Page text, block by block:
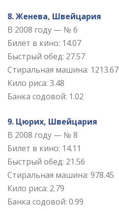
8. Женева, Швейцария
В 2008 году — № 6
Билет в кино: 14.07
Быстрый обед: 27.57
Стиральная машина: 1213.67
Кило риса: 3.48
Банка содовой: 1.02
9. Цюрих, Швейцария
В 2008 году — № 8
Билет в кино: 14.11
Быстрый обед: 21.56
Стиральная машина: 978.45
Кило риса: 2.79
Банка содовой: 0.99